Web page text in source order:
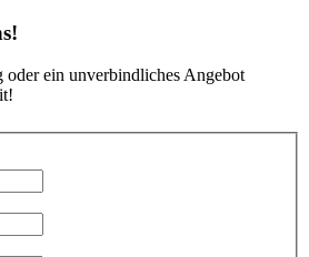
oder ein unverbindliches Angebot